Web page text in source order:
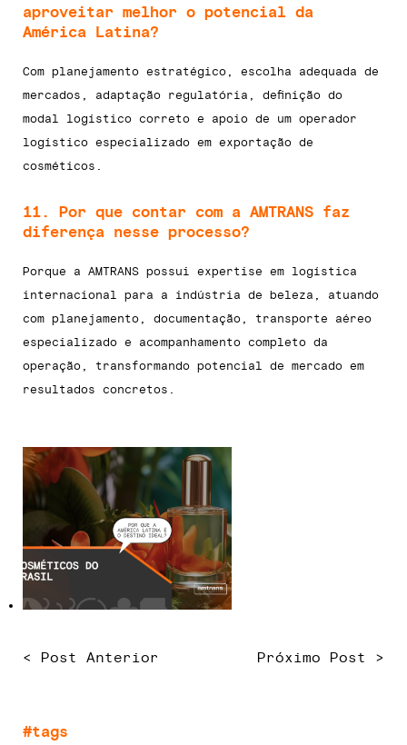
aproveitar melhor o potencial da
América Latina?
Com planejamento estratégico, escolha adequada de
mercados, adaptação regulatória, definição do
modal logístico correto e apoio de um operador
logístico especializado em exportação de
cosméticos.
11. Por que contar com a AMTRANS faz
diferença nesse processo?
Porque a AMTRANS possui expertise em logística
internacional para a indústria de beleza, atuando
com planejamento, documentação, transporte aéreo
especializado e acompanhamento completo da
operação, transformando potencial de mercado em
resultados concretos.
< Post Anterior Próximo Post >
#tags